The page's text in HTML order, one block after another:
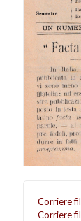
Corriere
Corriere